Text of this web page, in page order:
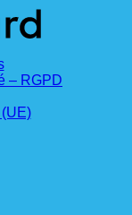
– RGPD